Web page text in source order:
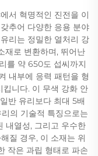
서 혁명적인 진전을 이
추어 다양한 응용 분야
리는 정밀한 열처리 강
재로 변환하며, 뛰어난
를 약 650도 섭씨까지
내부에 응력 패턴을 형
니다. 이 무색 강화 안
반 유리보다 최대 5배
의 기술적 특징으로는
내열성, 그리고 우수한
질 경우, 이 소재는 위
작은 과립 형태로 파손